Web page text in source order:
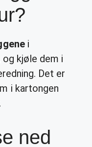
i
kjøle dem i
Det er
i kartongen
ned